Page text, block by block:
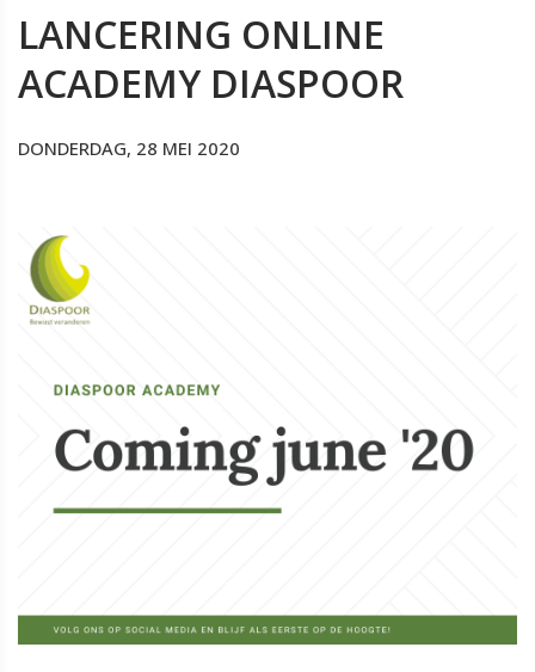
LANCERING ONLINE
ACADEMY DIASPOOR
DONDERDAG, 28 MEI 2020